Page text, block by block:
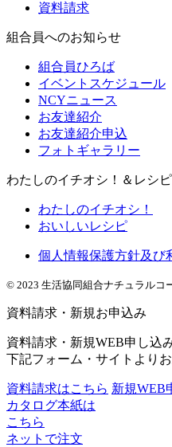
資料請求
組合員へのお知らせ
組合員ひろば
イベントスケジュール
NCYニュース
お友達紹介
お友達紹介申込
フォトギャラリー
わたしのイチオシ！＆レシピ
わたしのイチオシ！
おいしいレシピ
個人情報保護方針及び
© 2023 生活協同組合ナチュラルコ
資料請求・新規お申込み
資料請求・新規WEB申し込
下記フォーム・サイトより
資料請求はこちら 新規WEB
カタログ本紙は
こちら
ネットで注文